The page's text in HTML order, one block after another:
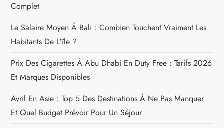
n
d
e
l
’
Complet
Le Salaire Moyen À Bali : Combien Touchent Vraiment Les
Habitants De L'île ?
Prix Des Cigarettes À Abu Dhabi En Duty Free : Tarifs 2026
Et Marques Disponibles
Avril En Asie : Top 5 Des Destinations À Ne Pas Manquer
Et Quel Budget Prévoir Pour Un Séjour